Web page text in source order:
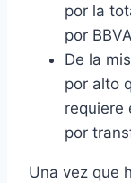
por la
por
De la
por alto
requiere
por
Una vez que